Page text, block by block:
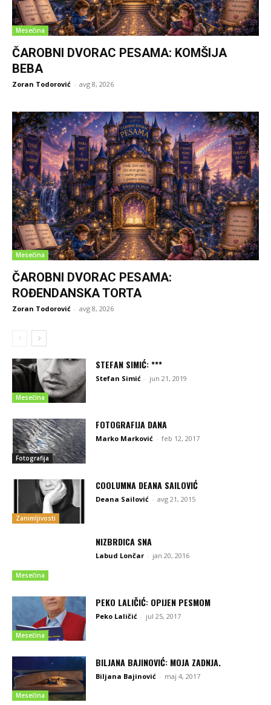
Mesečina
ČAROBNI DVORAC PESAMA: KOMŠIJA
BEBA
Zoran Todorović - avg 8, 2026
Mesečina
ČAROBNI DVORAC PESAMA:
ROĐENDANSKA TORTA
Zoran Todorović - avg 8, 2026
Mesečina
STEFAN SIMIĆ: ***
Stefan Simić - jun 21, 2019
Fotografija
FOTOGRAFIJA DANA
Marko Marković - feb 12, 2017
Zanimljivosti
COOLUMNA DEANA SAILOVIĆ
Deana Sailović - avg 21, 2015
Mesečina
NIZBRDICA SNA
Labud Lončar - jan 20, 2016
Mesečina
PEKO LALIČIĆ: OPIJEN PESMOM
Peko Laličić - jul 25, 2017
Mesečina
BILJANA BAJINOVIĆ: MOJA ZADNJA.
Biljana Bajinović - maj 4, 2017